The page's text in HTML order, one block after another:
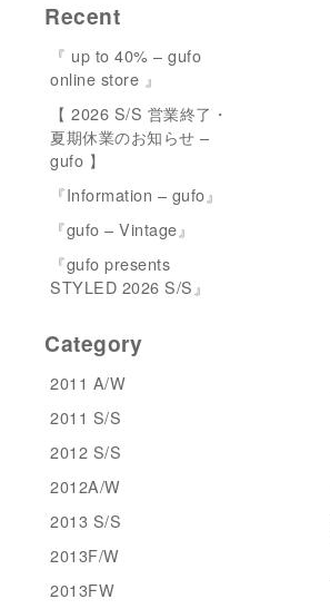
Recent
『 up to 40% – gufo
online store 』
【 2026 S/S 営業終了・
夏期休業のお知らせ –
gufo 】
『Information – gufo』
『gufo – Vintage』
『gufo presents
STYLED 2026 S/S』
Category
2011 A/W
2011 S/S
2012 S/S
2012A/W
2013 S/S
2013F/W
2013FW